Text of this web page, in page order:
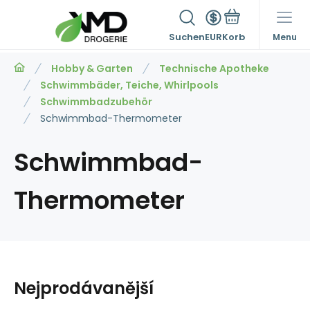
SuchenEUR Menu
Hobby & Garten
Technische Apotheke
Schwimmbäder, Teiche, Whirlpools
Schwimmbadzubehör
Schwimmbad-Thermometer
Schwimmbad-
Thermometer
Nejprodávanější